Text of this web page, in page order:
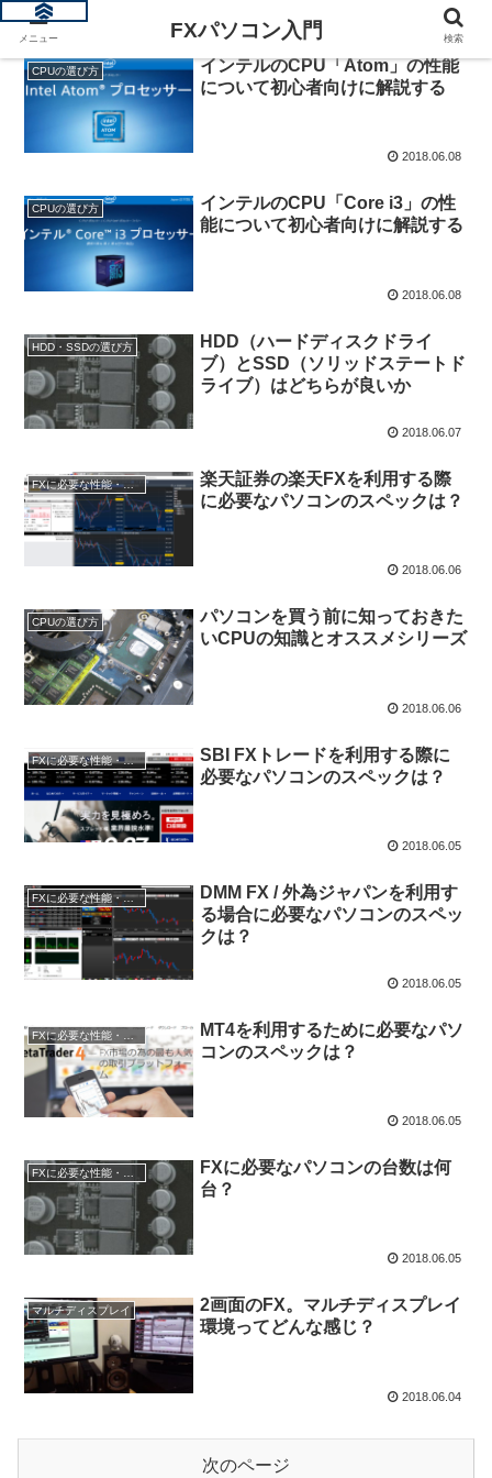
CPUの選び方
インテルのCPU「Atom」の性能
について初心者向けに解説する
2018.06.08
CPUの選び方
インテルのCPU「Core i3」の性
能について初心者向けに解説する
2018.06.08
HDD・SSDの選び方
HDD（ハードディスクドライ
ブ）とSSD（ソリッドステートド
ライブ）はどちらが良いか
2018.06.07
FXに必要な性能・スペック
楽天証券の楽天FXを利用する際
に必要なパソコンのスペックは？
2018.06.06
CPUの選び方
パソコンを買う前に知っておきた
いCPUの知識とオススメシリーズ
2018.06.06
FXに必要な性能・スペック
SBI FXトレードを利用する際に
必要なパソコンのスペックは？
2018.06.05
FXに必要な性能・スペック
DMM FX / 外為ジャパンを利用す
る場合に必要なパソコンのスペッ
クは？
2018.06.05
MT4を利用するために必要なパソ
コンのスペックは？
2018.06.05
FXに必要なパソコンの台数は何
台？
2018.06.05
マルチディスプレイ
2画面のFX。マルチディスプレイ
環境ってどんな感じ？
2018.06.04
次のページ
メニュー FXパソコン入門 検索